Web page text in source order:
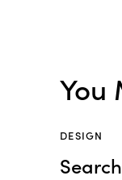
You
DESIGN